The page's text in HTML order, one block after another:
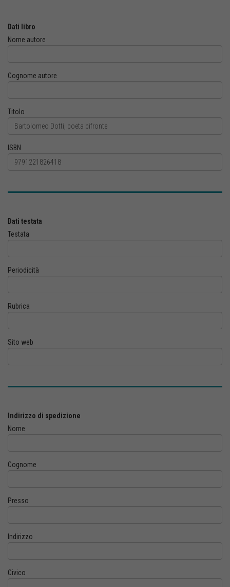
Dati libro
Nome autore
Cognome autore
Titolo
ISBN
Dati testata
Testata
Periodicità
Rubrica
Sito web
Indirizzo di spedizione
Nome
Cognome
Presso
Indirizzo
Civico